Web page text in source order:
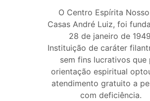
O Centro Espírita
Casas André Luiz, foi
28 de janeiro de
Instituição de caráter
sem fins lucrativos que
orientação espiritual
atendimento gratuito a
com deficiência.